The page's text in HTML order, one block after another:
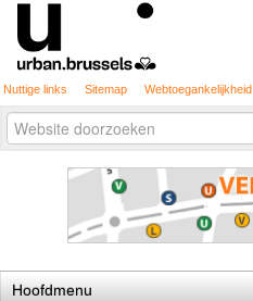
Nuttige links Sitemap Webtoegankelijkheid
Zoek
Geavanceerd
zoeken...
Hoofdmenu